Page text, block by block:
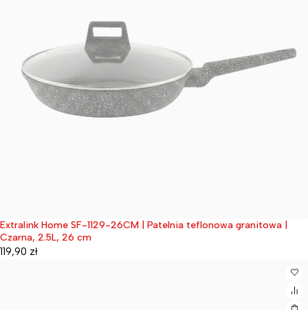
Wyprzedane
Extralink Home SF-1129-26CM | Patelnia teflonowa granitowa |
Czarna, 2.5L, 26 cm
119,90 zł